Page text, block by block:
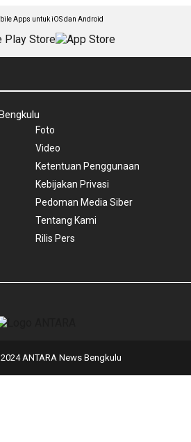
Apps untuk iOS dan Android
Foto
Video
Ketentuan Penggunaan
Kebijakan Privasi
Pedoman Media Siber
Tentang Kami
Rilis Pers
ANTARA News Bengkulu